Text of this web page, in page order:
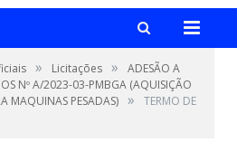
» Licitações »
ADESÃO A
Nº A/2023-03-PMBGA (AQUISIÇÃO
MAQUINAS PESADAS) »
TERMO DE